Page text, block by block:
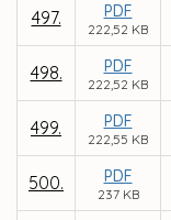
497. PDF
222,52 KB
498. PDF
222,52 KB
499. PDF
222,55 KB
500. PDF
237 KB